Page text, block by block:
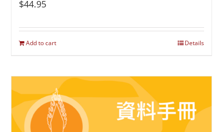
$44.95
Add to cart Details